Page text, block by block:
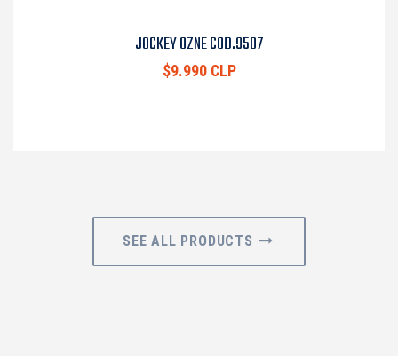
JOCKEY OZNE COD.9507
$9.990 CLP
SEE ALL PRODUCTS